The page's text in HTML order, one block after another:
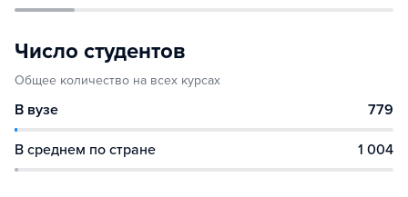
Число студентов
Общее количество на всех курсах
В вузе 779
В среднем по стране 1 004